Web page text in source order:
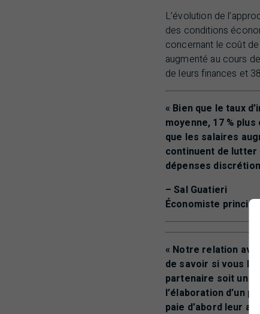
L’évolution de
des conditions
concernant le coût
augmenté au cours
de leurs finances et
« Bien que le taux
moyenne, 17 %
que les salaires
continuent de lutter
dépenses
– Sal Guatieri
Économiste principal,
« Notre relation
de savoir si vous le
partenaire soit un
l’élaboration d’un
paie d’abord leur